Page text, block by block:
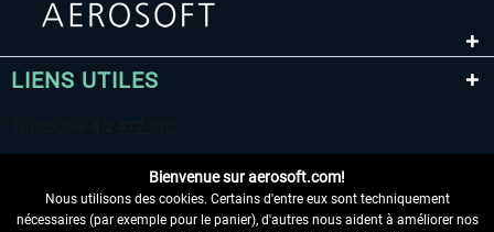
LIENS UTILES
Bienvenue sur aerosoft.com!
Nous utilisons des cookies. Certains d'entre eux sont techniquement
nécessaires (par exemple pour le panier), d'autres nous aident à améliorer nos